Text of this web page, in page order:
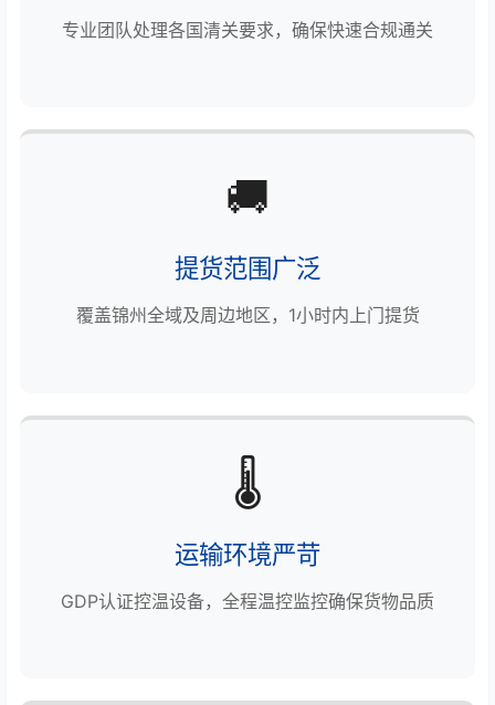
专业团队处理各国清关要求，确保快速合规通关
🚚
提货范围广泛
覆盖锦州全域及周边地区，1小时内上门提货
🌡️
运输环境严苛
GDP认证控温设备，全程温控监控确保货物品质